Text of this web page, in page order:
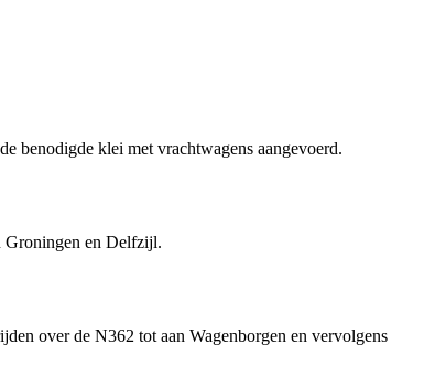
benodigde klei met vrachtwagens aangevoerd.
Groningen en Delfzijl.
over de N362 tot aan Wagenborgen en vervolgens